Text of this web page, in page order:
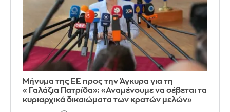
Μήνυμα της ΕΕ προς την Άγκυρα για τη
«Γαλάζια Πατρίδα»: «Αναμένουμε να σέβεται τα
κυριαρχικά δικαιώματα των κρατών μελών»